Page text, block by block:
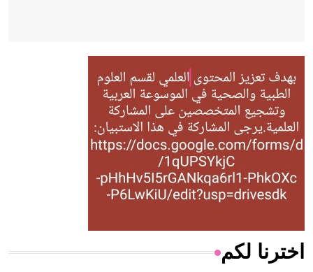
- هل تعلم أن أبقراط كتب في الطب أربعة مؤلفات هي:
الحكم، الأدلة، تنظيم التغذية، ورسالته في جروح الرأس. ويعود
له الفضل بأنه حرر الطب من الدين والفلسفة.
- هل تعلم أن المرجان إفراز حيواني يتكون في البحر ويتركب
من مادة كربونات الكلسيوم، وهو أحمر أو شديد الحمرة وهو
أجود أنواعه، ويمتاز بكبر الحجم ويسمى الش
هل تعلم أن الأبسيد كلمة فرنسية اللفظ تم اعتمادها مصطلحاً
اخترنا لكم